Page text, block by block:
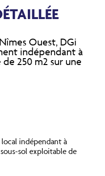
Ouest, DGi
indépendant à
250 m2 sur une
indépendant à
sol exploitable de